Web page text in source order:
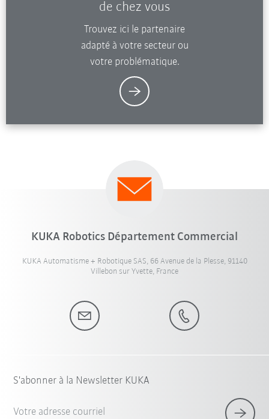
de chez vous
Trouvez ici le partenaire
adapté à votre secteur ou
votre problématique.
KUKA Robotics Département Commercial
KUKA Automatisme + Robotique SAS, 66 Avenue de la Plesse, 91140
Villebon sur Yvette, France
S'abonner à la Newsletter KUKA
Votre adresse courriel